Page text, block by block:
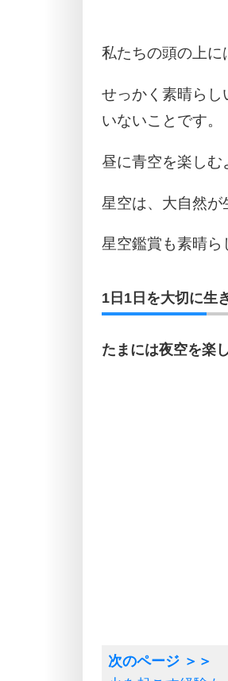
私たちの頭の上に
せっかく素晴らし
いないことです。
昼に青空を楽しむ
星空は、大自然が
星空鑑賞も素晴ら
1日1日を大切に生
たまには夜空を楽し